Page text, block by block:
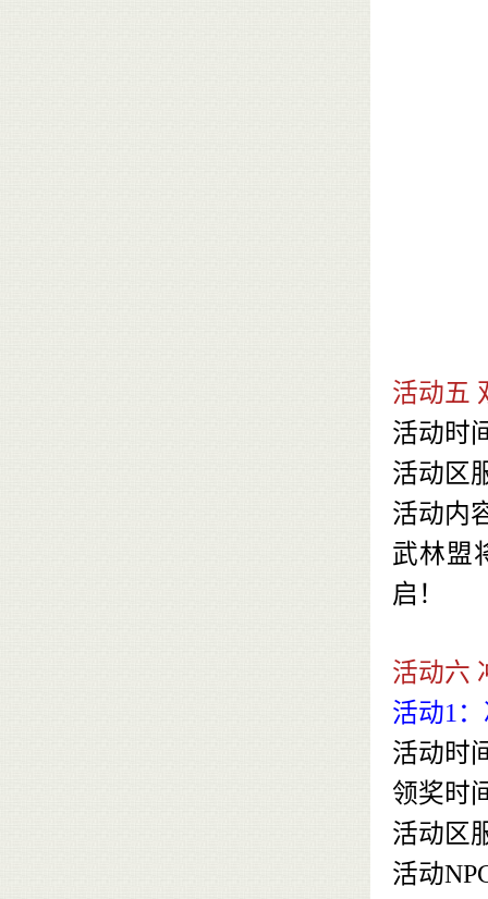
活动五
活动时
活动区
活动内
武林盟
启！
活动六
活动1
活动时
领奖时
活动区
活动